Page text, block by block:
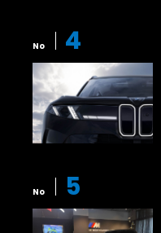
No 4
No 5